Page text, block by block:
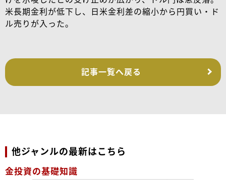
米長期金利が低下し、日米金利差の縮小から円買い・ド
ル売りが入った。
記事一覧へ戻る
他ジャンルの最新はこちら
金投資の基礎知識